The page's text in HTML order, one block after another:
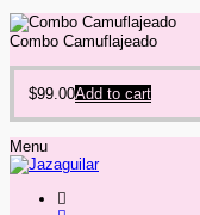
Combo Camuflajeado
$99.00Add to cart
Menu